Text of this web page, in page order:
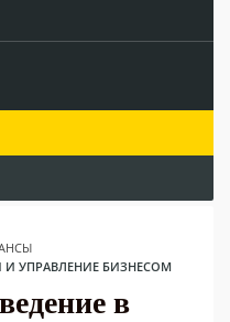
И УПРАВЛЕНИЕ БИЗНЕСОМ
в